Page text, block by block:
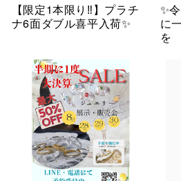
【限定1本限り‼︎】プラチ
ナ6面ダブル喜平入荷✨
✨
に
を